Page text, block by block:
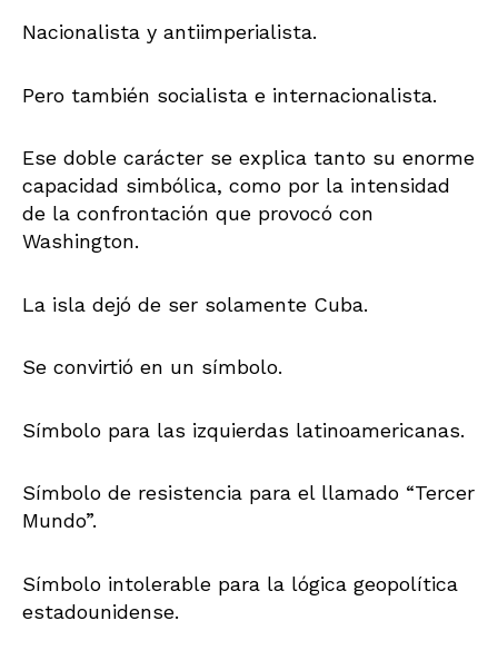
Nacionalista y antiimperialista.
Pero también socialista e internacionalista.
Ese doble carácter se explica tanto su enorme
capacidad simbólica, como por la intensidad
de la confrontación que provocó con
Washington.
La isla dejó de ser solamente Cuba.
Se convirtió en un símbolo.
Símbolo para las izquierdas latinoamericanas.
Símbolo de resistencia para el llamado “Tercer
Mundo”.
Símbolo intolerable para la lógica geopolítica
estadounidense.